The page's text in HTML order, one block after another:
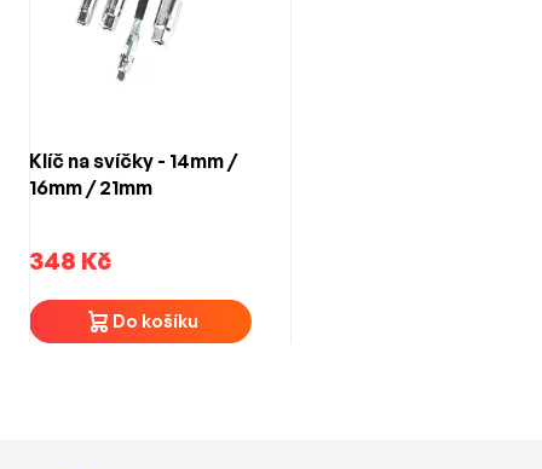
Klíč na svíčky - 14mm /
16mm / 21mm
348 Kč
Do košíku